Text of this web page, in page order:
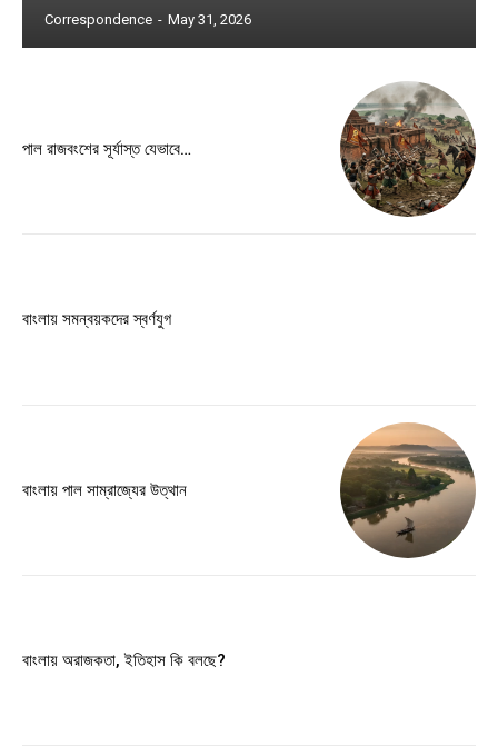
Free limited access
Praesent euismod ac
Correspondence - May 31, 2026
পাল রাজবংশের সূর্যাস্ত যেভাবে…
বাংলায় সমন্বয়কদের স্বর্ণযুগ
বাংলায় পাল সাম্রাজ্যের উত্থান
বাংলায় অরাজকতা, ইতিহাস কি বলছে?